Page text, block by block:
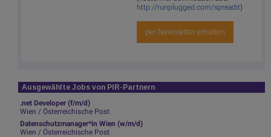
http://runplugged.com/spreadit)
per Newsletter erhalten
Ausgewählte Jobs von PIR-Partnern
.net Developer (f/m/d)
Wien / Österreichische Post
Datenschutzmanager*in Wien (w/m/d)
Wien / Österreichische Post